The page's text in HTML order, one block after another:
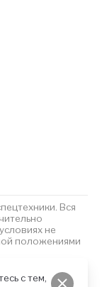
с тем,
Вся
не
положениями
Файлы Cookies